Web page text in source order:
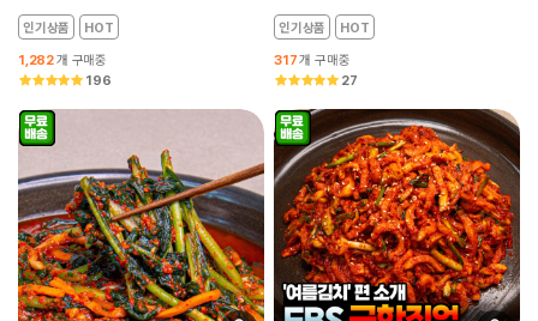
인기상품 HOT
1,282개 구매중
196
인기상품 HOT
317개 구매중
27